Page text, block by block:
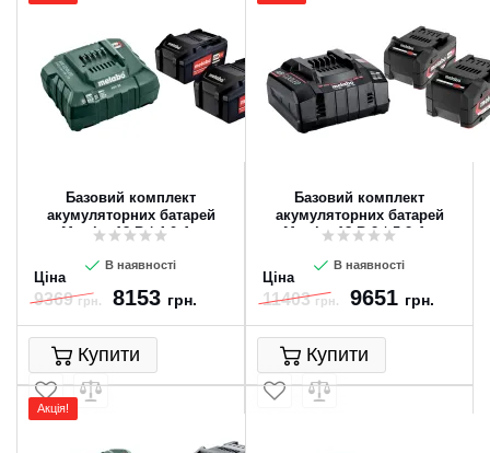
Базовий комплект
акумуляторних батарей
Metabo 18 В / 4.0 Ач
В наявності
Ціна
9369грн. 8153 грн.
Купити
Базовий комплект
акумуляторних батарей
Metabo 18 В 2 * 5.2 Ач
В наявності
Ціна
11403грн. 9651 грн.
Купити
Акція!